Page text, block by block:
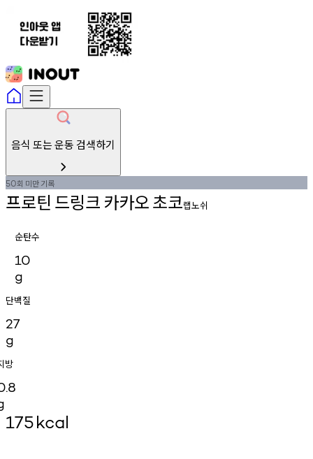
음식 또는 운동 검색하기
50회 미만기록
프로틴 드링크 카카오초코랩노쉬
순탄수
10
g
단백질
27
g
방
175kcal